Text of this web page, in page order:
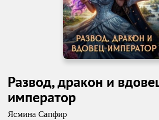
Развод, дракон и
император
Ясмина Сапфир